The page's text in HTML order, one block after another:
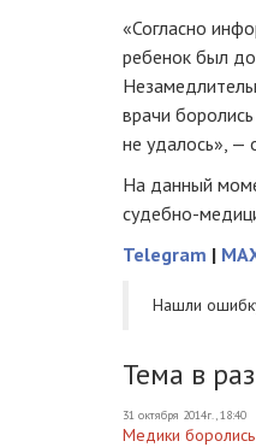
«Согласно
ребенок был
врачи
не удалось», —
На данный
судебно-
Telegram |
Нашли
Тема в
31 октября 2014г., 18:40
Медики